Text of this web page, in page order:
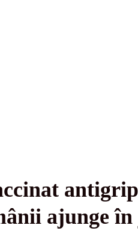
ajunge